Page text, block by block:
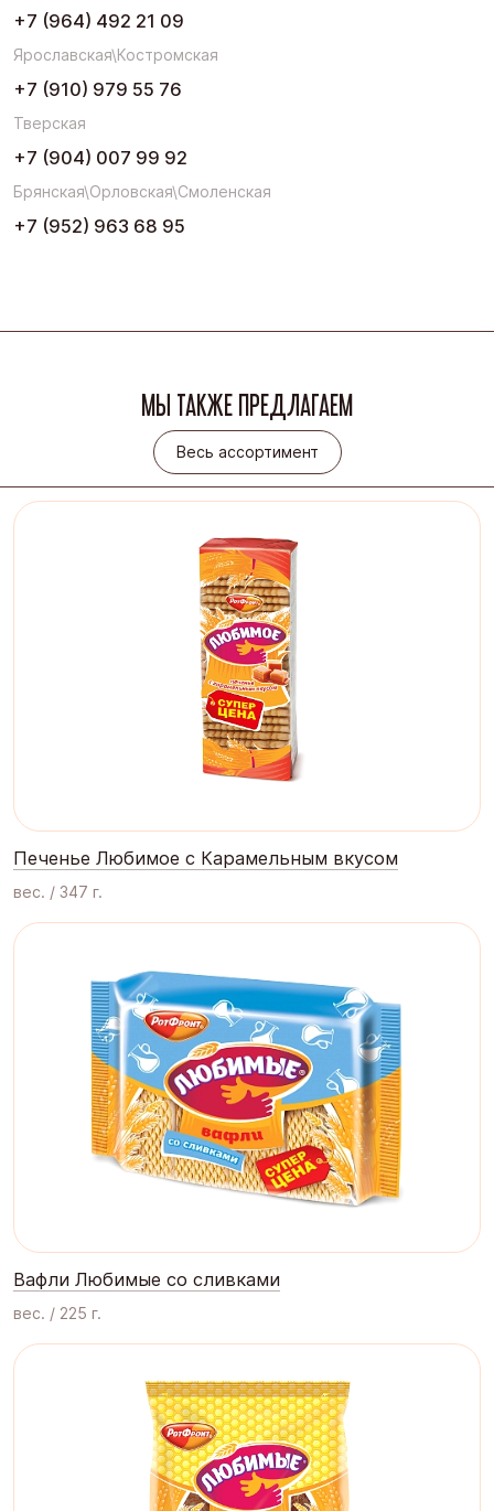
+7 (964) 492 21 09
Ярославская\Костромская
+7 (910) 979 55 76
Тверская
+7 (904) 007 99 92
Брянская\Орловская\Смоленская
+7 (952) 963 68 95
МЫ ТАКЖЕ ПРЕДЛАГАЕМ
Весь ассортимент
Весь ассортимент
Печенье Любимое c Карамельным вкусом
вес. / 347 г.
Вафли Любимые со сливками
вес. / 225 г.